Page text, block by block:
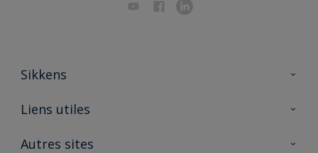
Sikkens
A propos de Sikkens
Liens utiles
Ouvrir un magasin PASS
Autres sites